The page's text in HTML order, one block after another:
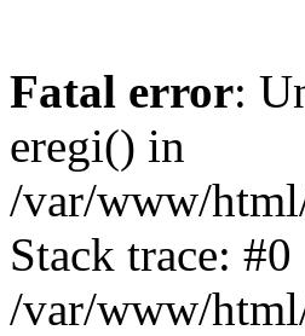
Fatal error:
eregi() in
/var/www/
Stack trace: #0
/var/www/